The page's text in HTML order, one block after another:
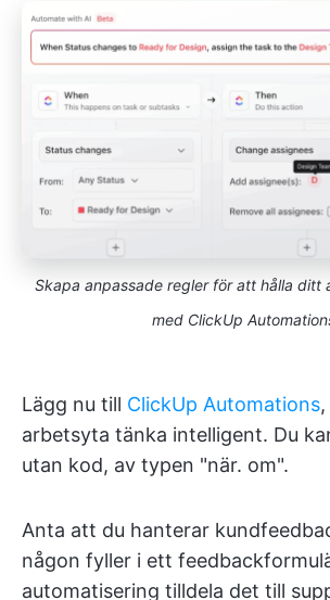
Skapa anpassade regler för att hålla ditt
med ClickUp
Lägg nu till ClickUp Automations
arbetsyta tänka intelligent. Du
utan kod, av typen "när. om".
Anta att du hanterar
någon fyller i ett
automatisering tilldela det till